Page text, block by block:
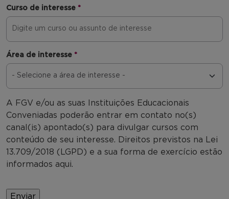
Curso de interesse *
Área de interesse *
A FGV e/ou as suas Instituições Educacionais
Conveniadas poderão entrar em contato no(s)
canal(is) apontado(s) para divulgar cursos com
conteúdo de seu interesse. Direitos previstos na Lei
13.709/2018 (LGPD) e a sua forma de exercício estão
informados aqui.